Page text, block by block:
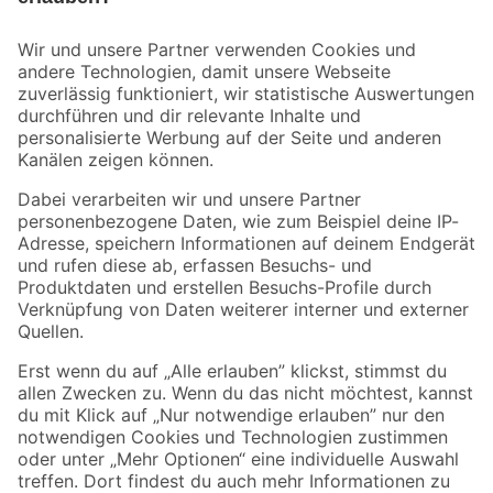
Der toom Newsletter: Keine Angebote und Aktionen mehr verpassen!
Zur Newsletter Anmeldung
Folge uns
Zahlungsarten Versandarten
Sicher einkaufen
Jetzt die toom-App herunterladen